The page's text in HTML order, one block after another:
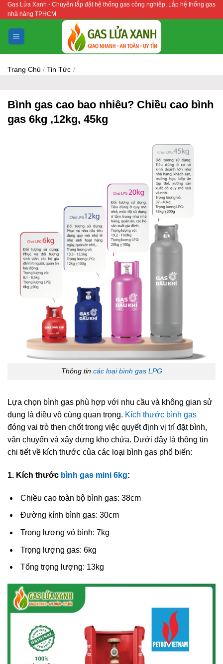
Bỏ
qua
nội
dung
Gas Lửa Xanh - Chuyên lắp đặt hệ thống gas công nghiệp, Lắp hệ thống gas
nhà hàng TPHCM
Trang Chủ / Tin Tức /
Bình gas cao bao nhiêu? Chiều cao bình
gas 6kg ,12kg, 45kg
Thông tin các loại bình gas LPG
Lựa chọn bình gas phù hợp với nhu cầu và không gian sử
dụng là điều vô cùng quan trọng. Kích thước bình gas
đóng vai trò then chốt trong việc quyết định vị trí đặt bình,
vận chuyển và xây dựng kho chứa. Dưới đây là thông tin
chi tiết về kích thước của các loại bình gas phổ biến:
1. Kích thước bình gas mini 6kg:
Chiều cao toàn bộ bình gas: 38cm
Đường kính bình gas: 30cm
Trọng lượng vỏ bình: 7kg
Trọng lượng gas: 6kg
Tổng trọng lượng: 13kg